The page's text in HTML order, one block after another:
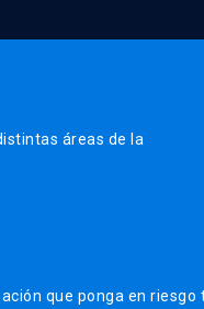
áreas de la
que ponga en riesgo